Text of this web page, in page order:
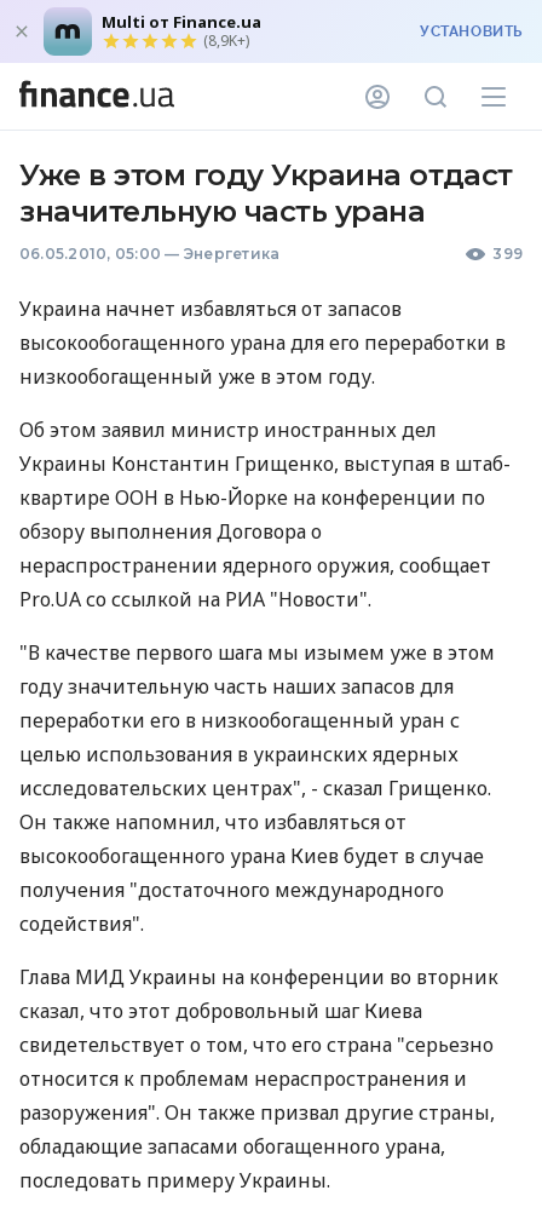
Multi от Finance.ua
(8,9K+) УСТАНОВИТЬ
Уже в этом году Украина отдаст
значительную часть урана
06.05.2010, 05:00 — Энергетика 399
Украина начнет избавляться от запасов
высокообогащенного урана для его переработки в
низкообогащенный уже в этом году.
Об этом заявил министр иностранных дел
Украины Константин Грищенко, выступая в штаб-
квартире ООН в Нью-Йорке на конференции по
обзору выполнения Договора о
нераспространении ядерного оружия, сообщает
Pro.UА со ссылкой на РИА "Новости".
"В качестве первого шага мы изымем уже в этом
году значительную часть наших запасов для
переработки его в низкообогащенный уран с
целью использования в украинских ядерных
исследовательских центрах", - сказал Грищенко.
Он также напомнил, что избавляться от
высокообогащенного урана Киев будет в случае
получения "достаточного международного
содействия".
Глава МИД Украины на конференции во вторник
сказал, что этот добровольный шаг Киева
свидетельствует о том, что его страна "серьезно
относится к проблемам нераспространения и
разоружения". Он также призвал другие страны,
обладающие запасами обогащенного урана,
последовать примеру Украины.